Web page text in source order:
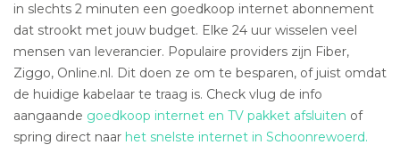
in slechts 2 minuten een goedkoop internet abonnement
dat strookt met jouw budget. Elke 24 uur wisselen veel
mensen van leverancier. Populaire providers zijn Fiber,
Ziggo, Online.nl. Dit doen ze om te besparen, of juist omdat
de huidige kabelaar te traag is. Check vlug de info
aangaande goedkoop internet en TV pakket afsluiten of
spring direct naar het snelste internet in Schoonrewoerd.